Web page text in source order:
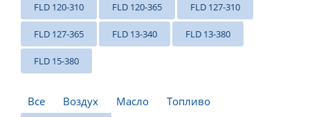
FLD 120-310 FLD 120-365 FLD 127-310
FLD 127-365 FLD 13-340 FLD 13-380
FLD 15-380
Все Воздух Масло
Топливо